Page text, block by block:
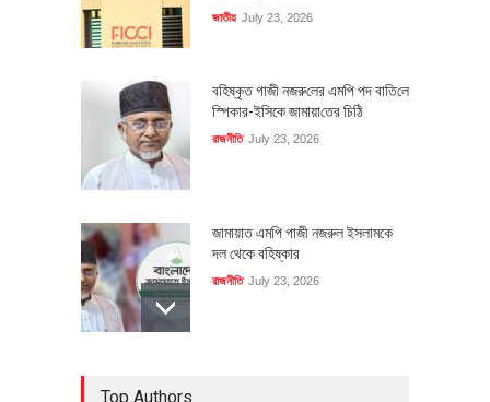
জাতীয় July 23, 2026
বহিষ্কৃত গাজী নজরু‌লের এম‌পি পদ বা‌তি‌লে
স্পিকার-ইসিকে জামায়া‌তের চি‌ঠি
রাজনীতি July 23, 2026
জামায়াত এমপি গাজী নজরুল ইসলামকে
দল থেকে বহিষ্কার
রাজনীতি July 23, 2026
Top Authors